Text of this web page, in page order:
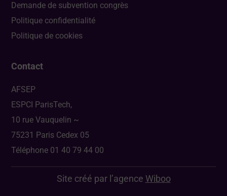
Demande de subvention congrès
Politique confidentialité
Politique de cookies
Contact
AFSEP
ESPCI ParisTech,
10 rue Vauquelin ~
75231 Paris Cedex 05
Téléphone 01 40 79 44 00
Site créé par l’agence Wiboo